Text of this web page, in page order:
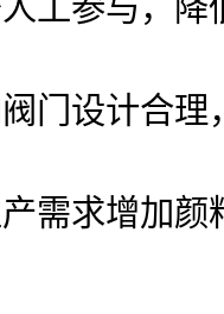
工参与，
门设计合
需求增加颜